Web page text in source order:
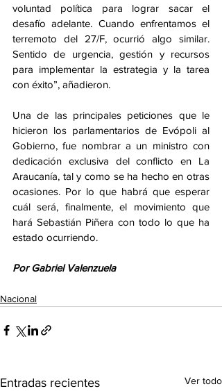
voluntad política para lograr sacar el
desafío adelante. Cuando enfrentamos el
terremoto del 27/F, ocurrió algo similar.
Sentido de urgencia, gestión y recursos
para implementar la estrategia y la tarea
con éxito”, añadieron.
Una de las principales peticiones que le
hicieron los parlamentarios de Evópoli al
Gobierno, fue nombrar a un ministro con
dedicación exclusiva del conflicto en La
Araucanía, tal y como se ha hecho en otras
ocasiones. Por lo que habrá que esperar
cuál será, finalmente, el movimiento que
hará Sebastián Piñera con todo lo que ha
estado ocurriendo.
Por Gabriel Valenzuela
Nacional
Entradas recientes Ver todo